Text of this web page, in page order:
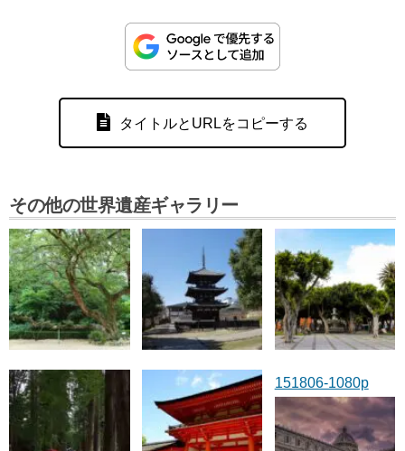
タイトルとURLをコピーする
その他の世界遺産ギャラリー
151806-1080p